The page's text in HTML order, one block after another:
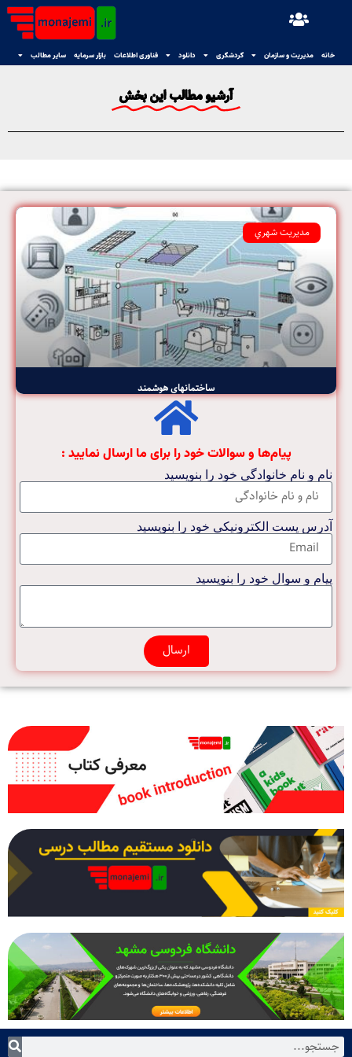
خانه مدیریت و سازمان گردشگری دانلود فناوری اطلاعات بازار سرمایه سایر مطالب
آرشیو مطالب این بخش
مديريت شهري
ساختمانهای هوشمند
پیام‌ها و سوالات خود را برای ما ارسال نمایید :
نام و نام خانوادگی خود را بنویسید
آدرس پست الکترونیکی خود را بنویسید
پیام و سوال خود را بنویسید
ارسال